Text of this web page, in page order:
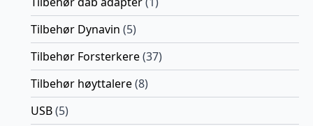
Tilbehør Dynavin (5)
Tilbehør Forsterkere(37)
Tilbehør høyttalere(8)
USB(5)